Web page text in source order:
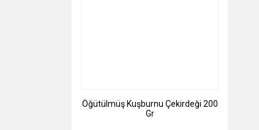
Öğütülmüş Kuşburnu Çekirdeği 200
Gr